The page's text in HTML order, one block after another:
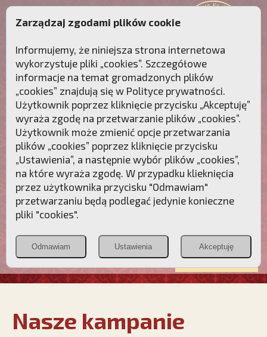
Przebudźmy sumienia Polaków!
Polonia
Christiana
PCh24.pl
Przymierze
POZNAJ APOSTOLAT FATIMY WESPRZYJ
NAS
Nasze kampanie
Zarządzaj zgodami plików cookie
Informujemy, że niniejsza strona internetowa
wykorzystuje pliki „cookies”. Szczegółowe
informacje na temat gromadzonych plików
„cookies” znajdują się w Polityce prywatności.
Użytkownik poprzez kliknięcie przycisku „Akceptuję”
wyraża zgodę na przetwarzanie plików „cookies”.
Użytkownik może zmienić opcje przetwarzania
plików „cookies” poprzez kliknięcie przycisku
„Ustawienia”, a następnie wybór plików „cookies”,
na które wyraża zgodę. W przypadku klieknięcia
przez użytkownika przycisku "Odmawiam"
przetwarzaniu będą podlegać jedynie konieczne
pliki "cookies".
Odmawiam Ustawienia Akceptuję